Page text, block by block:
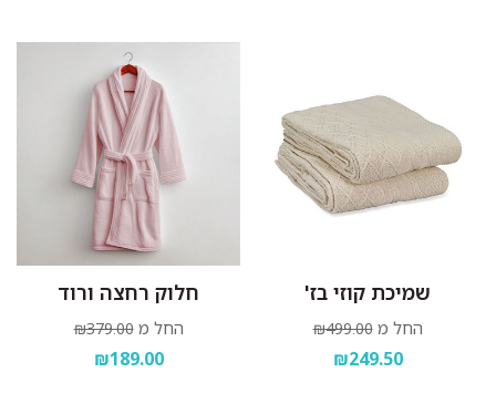
שמיכת קוזי בז'
החל מ ₪499.00
₪249.50
חלוק רחצה ורוד
החל מ ₪379.00
₪189.00